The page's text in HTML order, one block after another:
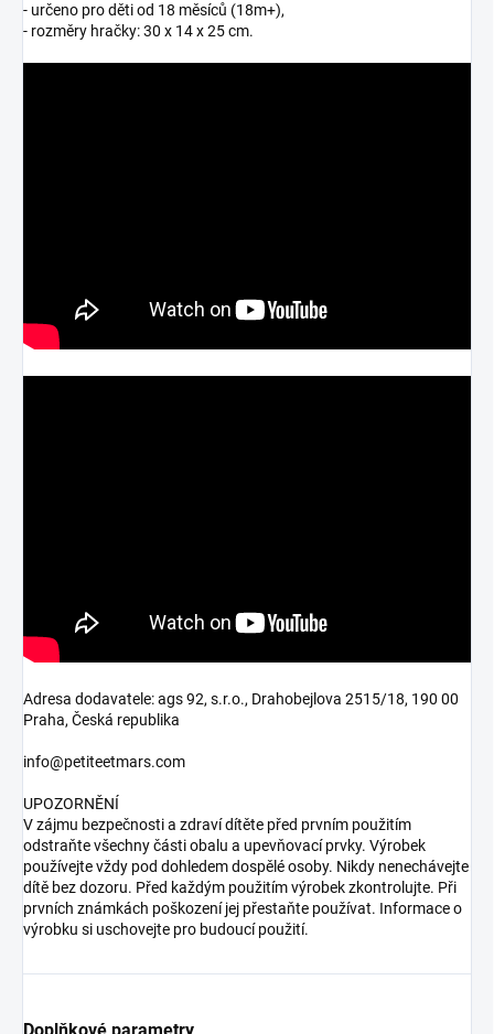
- určeno pro děti od 18 měsíců (18m+),
- rozměry hračky: 30 x 14 x 25 cm.
Adresa dodavatele: ags 92, s.r.o., Drahobejlova 2515/18, 190 00
Praha, Česká republika
info@petiteetmars.com
UPOZORNĚNÍ
V zájmu bezpečnosti a zdraví dítěte před prvním použitím
odstraňte všechny části obalu a upevňovací prvky. Výrobek
používejte vždy pod dohledem dospělé osoby. Nikdy nenechávejte
dítě bez dozoru. Před každým použitím výrobek zkontrolujte. Při
prvních známkách poškození jej přestaňte používat. Informace o
výrobku si uschovejte pro budoucí použití.